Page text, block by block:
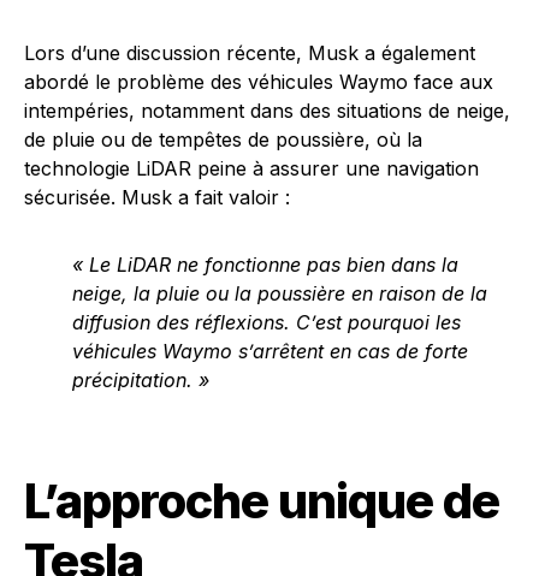
Lors d’une discussion récente, Musk a également
abordé le problème des véhicules Waymo face aux
intempéries, notamment dans des situations de neige,
de pluie ou de tempêtes de poussière, où la
technologie LiDAR peine à assurer une navigation
sécurisée. Musk a fait valoir :
« Le LiDAR ne fonctionne pas bien dans la
neige, la pluie ou la poussière en raison de la
diffusion des réflexions. C’est pourquoi les
véhicules Waymo s’arrêtent en cas de forte
précipitation. »
L’approche unique de
Tesla